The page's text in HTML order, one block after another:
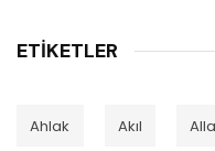
ETIKETLER
Ahlak Akıl